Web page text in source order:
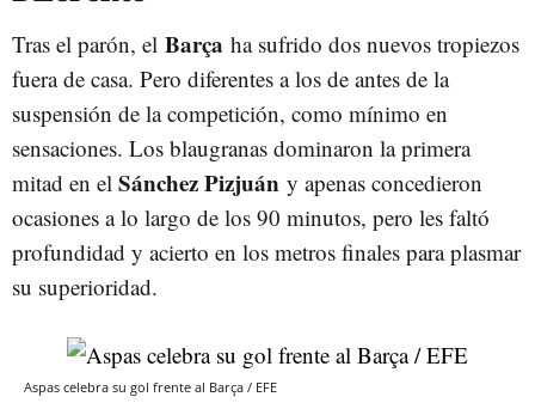
Tras el parón, el Barça ha sufrido dos nuevos tropiezos
fuera de casa. Pero diferentes a los de antes de la
suspensión de la competición, como mínimo en
sensaciones. Los blaugranas dominaron la primera
mitad en el Sánchez Pizjuán y apenas concedieron
ocasiones a lo largo de los 90 minutos, pero les faltó
profundidad y acierto en los metros finales para plasmar
su superioridad.
Aspas celebra su gol frente al Barça / EFE